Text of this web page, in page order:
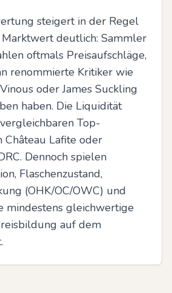
steigert in der Regel
deutlich: Sammler
oftmals Preisaufschläge,
renommierte Kritiker wie
oder James Suckling
haben. Die Liquidität
Top-
Château Lafite oder
Dennoch spielen
Flaschenzustand,
(OHK/OC/OWC) und
mindestens gleichwertige
auf dem